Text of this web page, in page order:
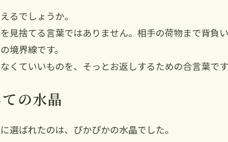
るでしょうか。
見捨てる言葉ではありません。相手の荷物まで背負
境界線です。
くていいものを、そっとお返しするための合言葉です
の水晶
選ばれたのは、ぴかぴかの水晶でした。